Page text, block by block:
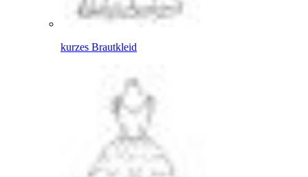
kurzes Brautkleid